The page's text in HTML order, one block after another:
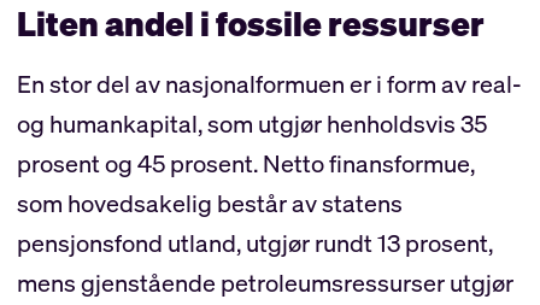
Liten andel i fossile ressurser
En stor del av nasjonalformuen er i form av real-
og humankapital, som utgjør henholdsvis 35
prosent og 45 prosent. Netto finansformue,
som hovedsakelig består av statens
pensjonsfond utland, utgjør rundt 13 prosent,
mens gjenstående petroleumsressurser utgjør